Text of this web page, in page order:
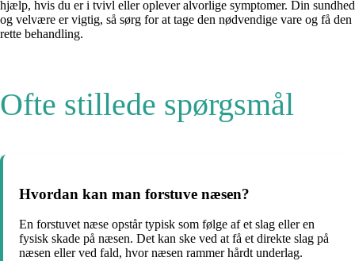
hjælp, hvis du er i tvivl eller oplever alvorlige symptomer. Din sundhed
og velvære er vigtig, så sørg for at tage den nødvendige vare og få den
rette behandling.
Ofte stillede spørgsmål
Hvordan kan man forstuve næsen?
En forstuvet næse opstår typisk som følge af et slag eller en
fysisk skade på næsen. Det kan ske ved at få et direkte slag på
næsen eller ved fald, hvor næsen rammer hårdt underlag.